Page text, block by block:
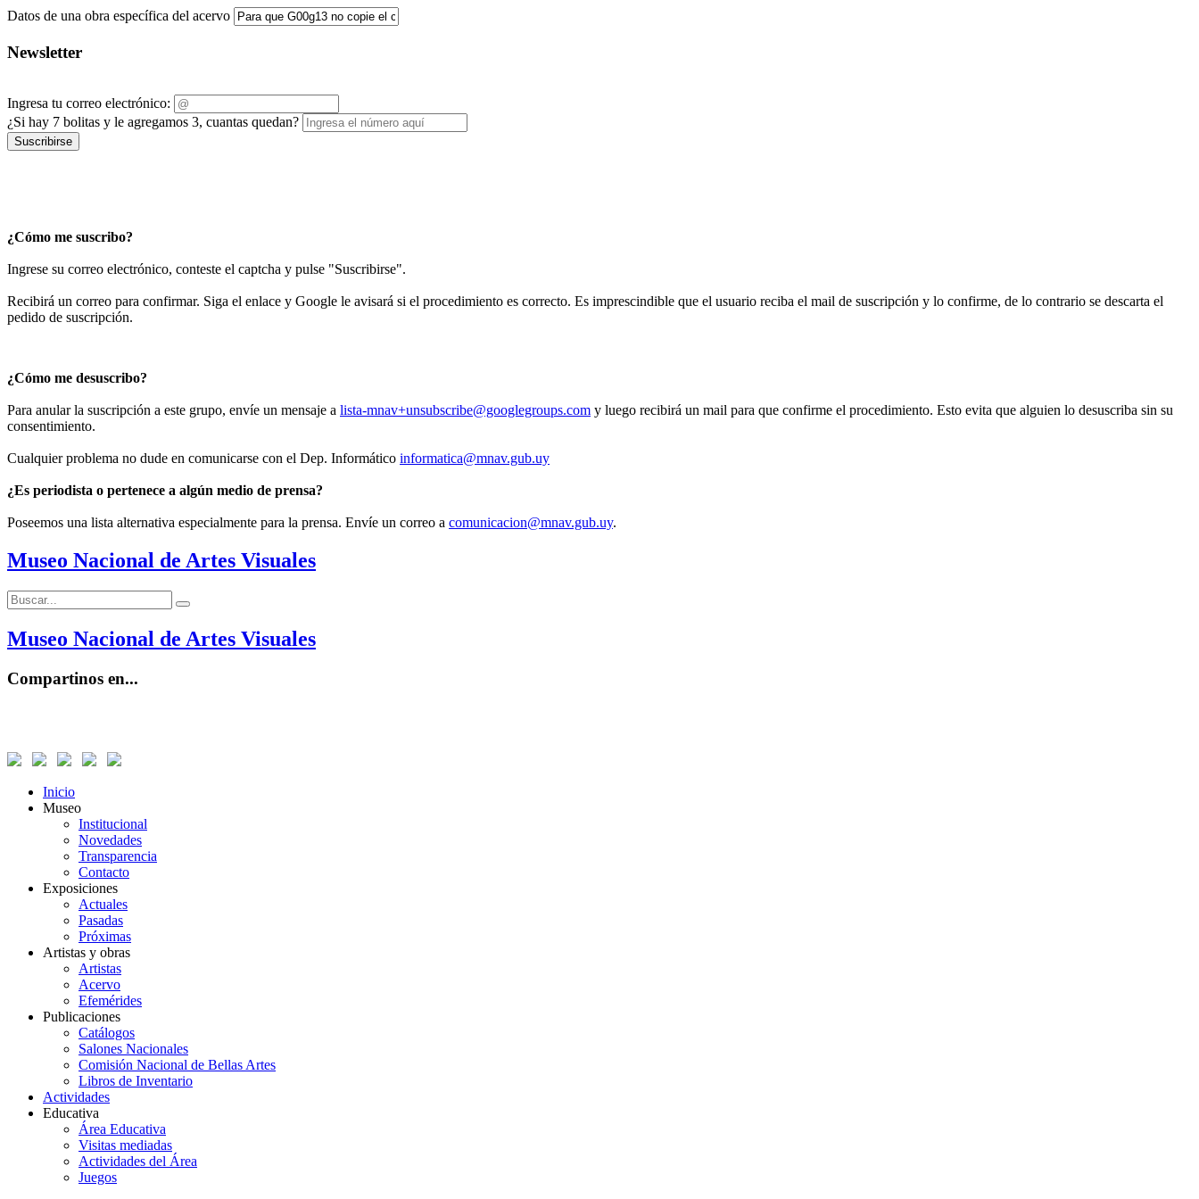
Datos de una obra específica del acervo
Newsletter
Ingresa tu correo electrónico:
¿Si hay 7 bolitas y le agregamos 3, cuantas quedan?
Suscribirse
¿Cómo me suscribo?
Ingrese su correo electrónico, conteste el captcha y pulse "Suscribirse".
Recibirá un correo para confirmar. Siga el enlace y Google le avisará si el procedimiento es correcto. Es imprescindible que el usuario reciba el mail de suscripción y lo confirme, de lo contrario se descarta el
pedido de suscripción.
¿Cómo me desuscribo?
Para anular la suscripción a este grupo, envíe un mensaje a lista-mnav+unsubscribe@googlegroups.com y luego recibirá un mail para que confirme el procedimiento. Esto evita que alguien lo desuscriba sin su
consentimiento.
Cualquier problema no dude en comunicarse con el Dep. Informático informatica@mnav.gub.uy
¿Es periodista o pertenece a algún medio de prensa?
Poseemos una lista alternativa especialmente para la prensa. Envíe un correo a comunicacion@mnav.gub.uy.
Museo Nacional de Artes Visuales
Buscar:
Buscar
Museo Nacional de Artes Visuales
Compartinos en...
Inicio
Museo
Institucional
Novedades
Transparencia
Contacto
Exposiciones
Actuales
Pasadas
Próximas
Artistas y obras
Artistas
Acervo
Efemérides
Publicaciones
Catálogos
Salones Nacionales
Comisión Nacional de Bellas Artes
Libros de Inventario
Actividades
Educativa
Área Educativa
Visitas mediadas
Actividades del Área
Juegos